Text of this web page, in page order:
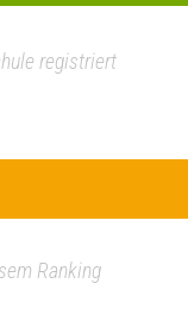
registriert
Ranking